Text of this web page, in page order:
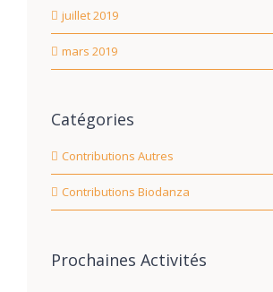
juillet 2019
mars 2019
Catégories
Contributions Autres
Contributions Biodanza
Prochaines Activités